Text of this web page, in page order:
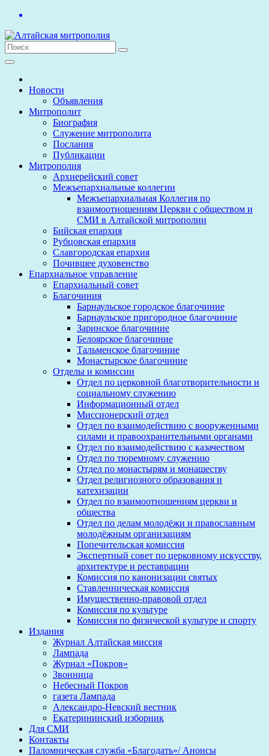
Перейти
содержимому
Новости
Объявления
Митрополит
Биография
Служение митрополита
Послания
Публикации
Митрополия
Архиерейский совет
Межъепархиальные коллегии
Межъепархиальная Коллегия по
взаимоотношениям Церкви с обществом и
СМИ в Алтайской митрополии
Бийская епархия
Рубцовская епархия
Славгородская епархия
Почившее духовенство
Епархиальное управление
Епархиальный совет
Благочиния
Барнаульское городское благочиние
Барнаульское пригородное благочиние
Заринское благочиние
Белоярское благочиние
Тальменское благочиние
Монастырское благочиние
Отделы и комиссии
Отдел по церковной благотворительности и
социальному служению
Информационный отдел
Миссионерский отдел
Отдел по взаимодействию с вооруженными
силами и правоохранительными органами
Отдел по взаимодействию с казачеством
Отдел по тюремному служению
Отдел по монастырям и монашеству
Отдел религиозного образования и
катехизации
Отдел по взаимоотношениям церкви и
общества
Отдел по делам молодёжи и православным
молодёжным организациям
Попечительская комиссия
Экспертный совет по церковному искусству,
архитектуре и реставрации
Комиссия по канонизации святых
Ставленническая комиссия
Имущественно-правовой отдел
Комиссия по культуре
Комиссия по физической культуре и спорту
Издания
Журнал Алтайская миссия
Лампада
Журнал «Покров»
Звонница
Небесный Покров
газета Лампада
Александро-Невский вестник
Екатерининский изборник
Для СМИ
Контакты
Паломническая служба «Благодать»/ Анонсы